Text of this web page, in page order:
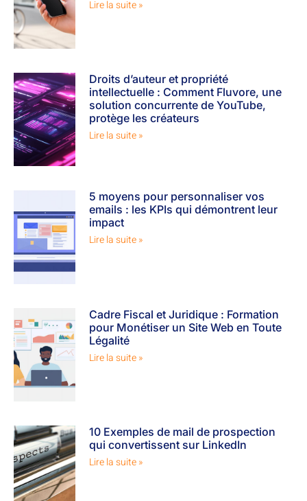
Lire la suite »
Droits d’auteur et propriété
intellectuelle : Comment Fluvore, une
solution concurrente de YouTube,
protège les créateurs
Lire la suite »
5 moyens pour personnaliser vos
emails : les KPIs qui démontrent leur
impact
Lire la suite »
Cadre Fiscal et Juridique : Formation
pour Monétiser un Site Web en Toute
Légalité
Lire la suite »
10 Exemples de mail de prospection
qui convertissent sur LinkedIn
Lire la suite »